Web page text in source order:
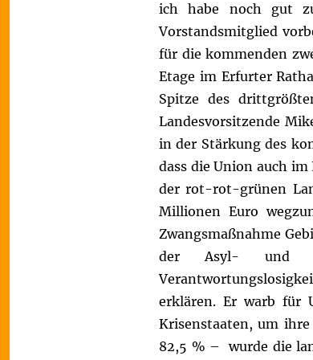
ich habe noch gut
Vorstandsmitglied
für die kommenden
Etage im Erfurter
Spitze des
Landesvorsitzende
in der Stärkung des
dass die Union auch
der rot-rot-grünen
Millionen Euro
Zwangsmaßnahme
der Asyl- und
erklären. Er warb für
Krisenstaaten, um
82,5 % – wurde die